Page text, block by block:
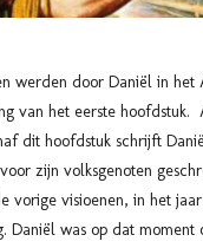
werden door Daniël in het
van het eerste hoofdstuk.
dit hoofdstuk schrijft
zijn volksgenoten
vorige visioenen, in het
Daniël was op dat moment